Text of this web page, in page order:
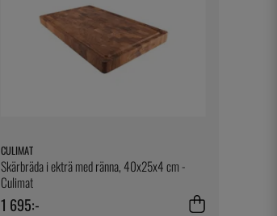
CULIMAT
Skärbräda i ekträ med ränna, 40x25x4 cm -
Culimat
1 695:-